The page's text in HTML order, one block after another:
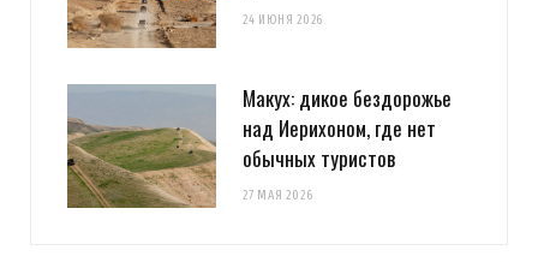
24 ИЮНЯ 2026
Макух: дикое бездорожье
над Иерихоном, где нет
обычных туристов
27 МАЯ 2026